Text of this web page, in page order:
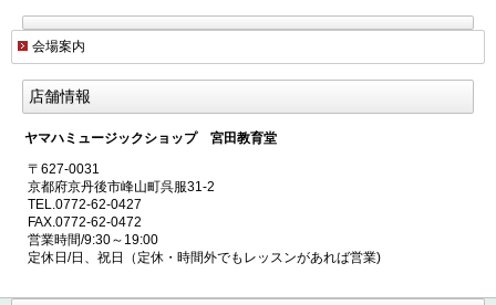
会場案内
店舗情報
ヤマハミュージックショップ 宮田教育堂
〒627-0031
京都府京丹後市峰山町呉服31-2
TEL.0772-62-0427
FAX.0772-62-0472
営業時間/9:30～19:00
定休日/日、祝日（定休・時間外でもレッスンがあれば営業)